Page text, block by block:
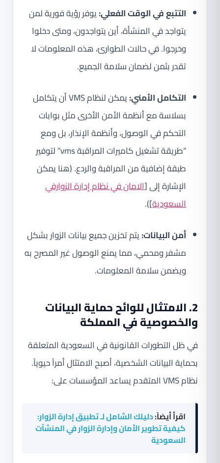
التتبع في الوقت الفعلي:يوفر رؤية فورية لمن
يتواجد في المنشأة، أين يتواجدون، ومتى دخلوا
وخرجوا. في حالات الطوارئ، هذه المعلومات لا
تقدر بثمن لضمان سلامة الجميع.
التكامل الأمني:
يمكن لنظام VMS أن يتكامل
بسلاسة مع أنظمة الأمن الأخرى مثل بوابات
التحكم في الوصول، وأنظمة الإنذار، بل ومع
“طريقة تشغيل كاميرات المراقبة vms” لتوفير
طبقة إضافية من المراقبة والردع. (هنا يمكن
الإشارة إلى [الامان في نظام إدارة الزوارفي
السعودية]).
أمن البيانات:يتم تخزين جميع بيانات الزوار بشكل
مشفر ومحمي، مما يمنع الوصول غير المصرح به
ويضمن سلامة المعلومات.
2. الامتثال للوائح حماية البيانات
والخصوصية في المملكة
في ظل التطورات القانونية في السعودية المتعلقة
بحماية البيانات الشخصية، أصبح الامتثال أمراً حيوياً.
نظام VMS المتقدم يساعد المؤسسات على:
اقرأ أيضاً:دليلك الشامل لـ تطبيق إدارة الزوار:
كيفية تطوير الأمان وإدارة الزوار في المنشآت
السعودية